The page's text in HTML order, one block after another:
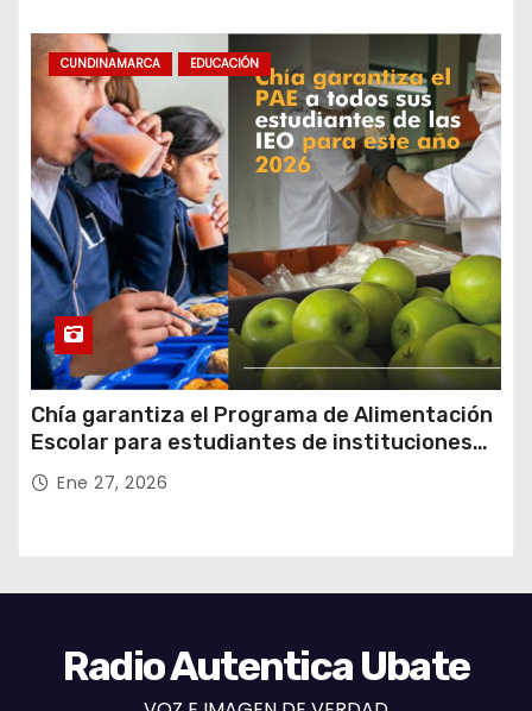
CUNDINAMARCA EDUCACIÓN
Chía garantiza el Programa de Alimentación
Escolar para estudiantes de instituciones
oficiales
Ene 27, 2026
Radio Autentica Ubate